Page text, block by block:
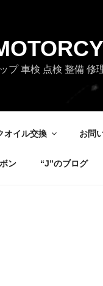
プ 車検 点検 整備 修
オイル交換 お問
ン “J”のブログ